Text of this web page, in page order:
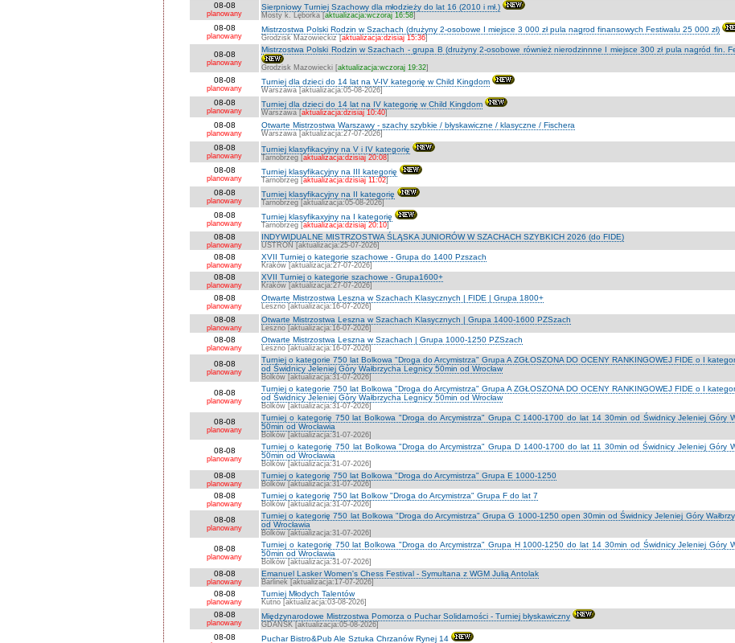
08-08
planowany
Sierpniowy Turniej Szachowy dla młodzieży do lat 16 (2010 i mł.)
Mosty k. Lęborka [aktualizacja:wczoraj 16:58]
08-08
planowany
Mistrzostwa Polski Rodzin w Szachach (drużyny 2-osobowe I miejsce 3 000 zł pula nagrod finansowych Festiwalu 25 000 zł)
Grodzisk Mazowieckiz [aktualizacja:dzisiaj 15:36]
08-08
planowany
Mistrzostwa Polski Rodzin w Szachach - grupa B (drużyny 2-osobowe również nierodzinnne I miejsce 300 zł pula nagród fin.
Grodzisk Mazowiecki [aktualizacja:wczoraj 19:32]
08-08
planowany
Turniej dla dzieci do 14 lat na V-IV kategorię w Child Kingdom
Warszawa [aktualizacja:05-08-2026]
08-08
planowany
Turniej dla dzieci do 14 lat na IV kategorię w Child Kingdom
Warszawa [aktualizacja:dzisiaj 10:40]
08-08
planowany
Otwarte Mistrzostwa Warszawy - szachy szybkie / błyskawiczne / klasyczne / Fischera
Warszawa [aktualizacja:27-07-2026]
08-08
planowany
Turniej klasyfikacyjny na V i IV kategorię
Tarnobrzeg [aktualizacja:dzisiaj 20:08]
08-08
planowany
Turniej klasyfikacyjny na III kategorię
Tarnobrzeg [aktualizacja:dzisiaj 11:02]
08-08
planowany
Turniej klasyfikacyjny na II kategorię
Tarnobrzeg [aktualizacja:05-08-2026]
08-08
planowany
Turniej klasyfikaxyjny na I kategorię
Tarnobrzeg [aktualizacja:dzisiaj 20:10]
08-08
planowany
INDYWIDUALNE MISTRZOSTWA ŚLĄSKA JUNIORÓW W SZACHACH SZYBKICH 2026 (do FIDE)
USTROŃ [aktualizacja:25-07-2026]
08-08
planowany
XVII Turniej o kategorie szachowe - Grupa do 1400 Pzszach
Kraków [aktualizacja:27-07-2026]
08-08
planowany
XVII Turniej o kategorie szachowe - Grupa1600+
Kraków [aktualizacja:27-07-2026]
08-08
planowany
Otwarte Mistrzostwa Leszna w Szachach Klasycznych | FIDE | Grupa 1800+
Leszno [aktualizacja:16-07-2026]
08-08
planowany
Otwarte Mistrzostwa Leszna w Szachach Klasycznych | Grupa 1400-1600 PZSzach
Leszno [aktualizacja:16-07-2026]
08-08
planowany
Otwarte Mistrzostwa Leszna w Szachach | Grupa 1000-1250 PZSzach
Leszno [aktualizacja:16-07-2026]
08-08
planowany
Turniej o kategorie 750 lat Bolkowa "Droga do Arcymistrza" Grupa A ZGŁOSZONA DO OCENY RANKINGOWEJ FIDE o I
od Świdnicy Jeleniej Góry Wałbrzycha Legnicy 50min od Wrocław
Bolków [aktualizacja:31-07-2026]
08-08
planowany
Turniej o kategorie 750 lat Bolkowa "Droga do Arcymistrza" Grupa A ZGŁOSZONA DO OCENY RANKINGOWEJ FIDE o I
od Świdnicy Jeleniej Góry Wałbrzycha Legnicy 50min od Wrocław
Bolków [aktualizacja:31-07-2026]
08-08
planowany
Turniej o kategorię 750 lat Bolkowa "Droga do Arcymistrza" Grupa C 1400-1700 do lat 14 30min od Świdnicy Jeleniej Góry
50min od Wrocławia
Bolków [aktualizacja:31-07-2026]
08-08
planowany
Turniej o kategorię 750 lat Bolkowa "Droga do Arcymistrza" Grupa D 1400-1700 do lat 11 30min od Świdnicy Jeleniej Góry
50min od Wrocławia
Bolków [aktualizacja:31-07-2026]
08-08
planowany
Turniej o kategorię 750 lat Bolkowa "Droga do Arcymistrza" Grupa E 1000-1250
Bolków [aktualizacja:31-07-2026]
08-08
planowany
Turniej o kategorię 750 lat Bolkow "Droga do Arcymistrza" Grupa F do lat 7
Bolków [aktualizacja:31-07-2026]
08-08
planowany
Turniej o kategorię 750 lat Bolkowa "Droga do Arcymistrza" Grupa G 1000-1250 open 30min od Świdnicy Jeleniej Góry
od Wrocławia
Bolków [aktualizacja:31-07-2026]
08-08
planowany
Turniej o kategorię 750 lat Bolkowa "Droga do Arcymistrza" Grupa H 1000-1250 do lat 14 30min od Świdnicy Jeleniej Góry
50min od Wrocławia
Bolków [aktualizacja:31-07-2026]
08-08
planowany
Emanuel Lasker Women's Chess Festival - Symultana z WGM Julią Antolak
Barlinek [aktualizacja:17-07-2026]
08-08
planowany
Turniej Młodych Talentów
Kutno [aktualizacja:03-08-2026]
08-08
planowany
Międzynarodowe Mistrzostwa Pomorza o Puchar Solidarności - Turniej błyskawiczny
GDAŃSK [aktualizacja:05-08-2026]
08-08 Puchar Bistro&Pub Ale Sztuka Chrzanów Rynej 14